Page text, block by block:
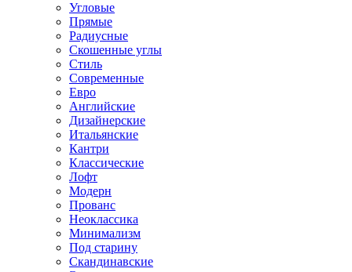
Угловые
Прямые
Радиусные
Скошенные углы
Стиль
Современные
Евро
Английские
Дизайнерские
Итальянские
Кантри
Классические
Лофт
Модерн
Прованс
Неоклассика
Минимализм
Под старину
Скандинавские